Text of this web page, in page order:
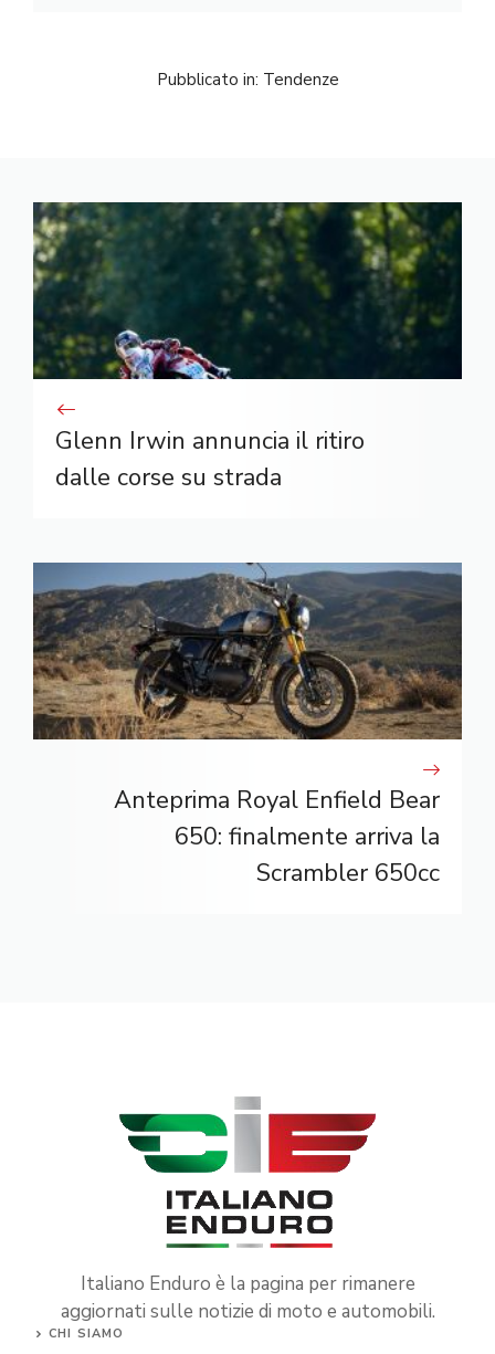
Pubblicato in: Tendenze
Glenn Irwin annuncia il ritiro
dalle corse su strada
Anteprima Royal Enfield Bear
650: finalmente arriva la
Scrambler 650cc
Italiano Enduro è la pagina per rimanere
aggiornati sulle notizie di moto e automobili.
CHI SIAMO